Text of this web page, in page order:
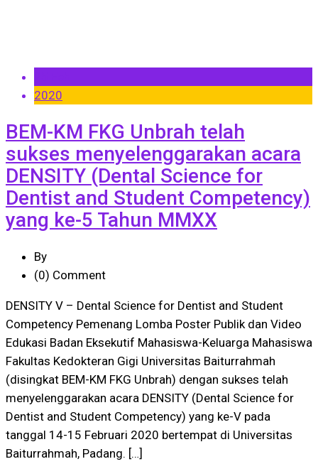
2020
BEM-KM FKG Unbrah telah
sukses menyelenggarakan acara
DENSITY (Dental Science for
Dentist and Student Competency)
yang ke-5 Tahun MMXX
By
(0) Comment
DENSITY V – Dental Science for Dentist and Student
Competency Pemenang Lomba Poster Publik dan Video
Edukasi Badan Eksekutif Mahasiswa-Keluarga Mahasiswa
Fakultas Kedokteran Gigi Universitas Baiturrahmah
(disingkat BEM-KM FKG Unbrah) dengan sukses telah
menyelenggarakan acara DENSITY (Dental Science for
Dentist and Student Competency) yang ke-V pada
tanggal 14-15 Februari 2020 bertempat di Universitas
Baiturrahmah, Padang. […]